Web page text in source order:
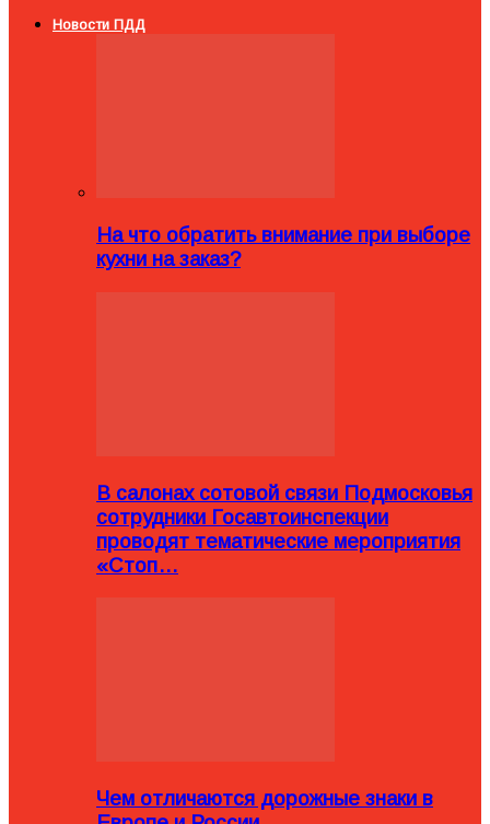
Новости ПДД
На что обратить внимание при выборе
кухни на заказ?
В салонах сотовой связи Подмосковья
сотрудники Госавтоинспекции
проводят тематические мероприятия
«Стоп…
Чем отличаются дорожные знаки в